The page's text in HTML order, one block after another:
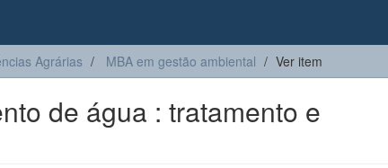
Agrárias MBA em gestão ambiental Ver item
de água : tratamento e